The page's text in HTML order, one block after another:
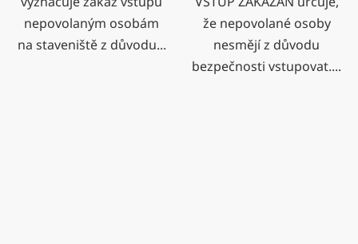
nepovolaným osobám
na staveniště z důvodu...
že nepovolané osoby
nesmějí z důvodu
bezpečnosti vstupovat....